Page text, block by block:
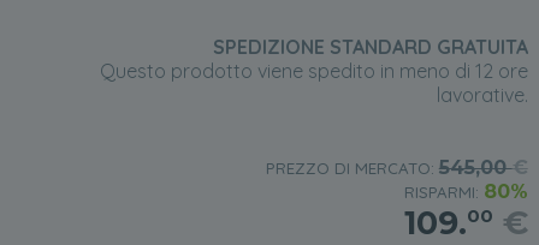
SPEDIZIONE STANDARD GRATUITA
Questo prodotto viene spedito in meno di 12 ore
lavorative.
PREZZO DI MERCATO: 545,00€
RISPARMI: 80%
109.00 €